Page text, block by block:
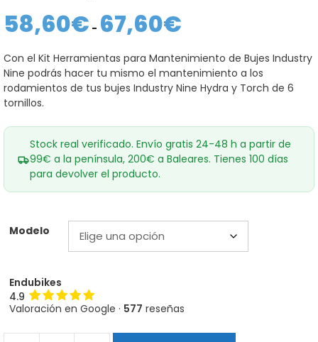
58,60€ - 67,60€
desde
58,60€
hasta
67,60€
Con el Kit Herramientas para Mantenimiento de Bujes Industry
Nine podrás hacer tu mismo el mantenimiento a los
rodamientos de tus bujes Industry Nine Hydra y Torch de 6
tornillos.
Stock real verificado. Envío gratis 24-48 h a partir de
99€ a la península, 200€ a Baleares. Tienes 100 días
para devolver el producto.
Modelo
Endubikes
4.9
Valoración en Google · 577 reseñas